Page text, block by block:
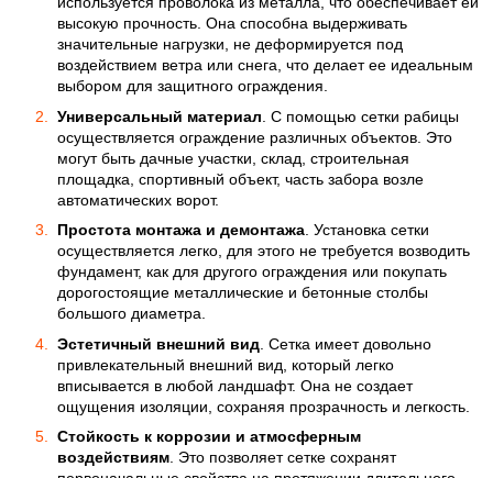
высокую прочность. Она способна выдерживать
значительные нагрузки, не деформируется под
воздействием ветра или снега, что делает ее идеальным
выбором для защитного ограждения.
Универсальный материал . С помощью сетки рабицы
осуществляется ограждение различных объектов. Это
могут быть дачные участки, склад, строительная
площадка, спортивный объект, часть забора возле
автоматических ворот.
Простота монтажа и демонтажа . Установка сетки
осуществляется легко, для этого не требуется возводить
фундамент, как для другого ограждения или покупать
дорогостоящие металлические и бетонные столбы
большого диаметра.
Эстетичный внешний вид . Сетка имеет довольно
привлекательный внешний вид, который легко
вписывается в любой ландшафт. Она не создает
ощущения изоляции, сохраняя прозрачность и легкость.
Стойкость к коррозии и атмосферным
воздействиям . Это позволяет сетке сохранят